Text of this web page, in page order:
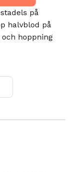
på
halvblod på
hoppning